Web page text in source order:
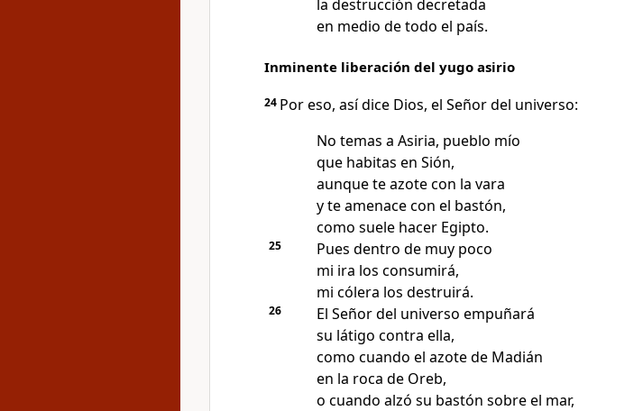
la destrucción decretada
en medio de todo el país.
Inminente liberación del yugo asirio
24 Por eso, así dice Dios, el Señor del universo:
No temas a Asiria, pueblo mío
que habitas en Sión,
aunque te azote con la vara
y te amenace con el bastón,
como suele hacer Egipto.
25
Pues dentro de muy poco
mi ira los consumirá,
mi cólera los destruirá.
26
El Señor del universo empuñará
su látigo contra ella,
como cuando el azote de Madián
en la roca de Oreb,
o cuando alzó su bastón sobre el mar,